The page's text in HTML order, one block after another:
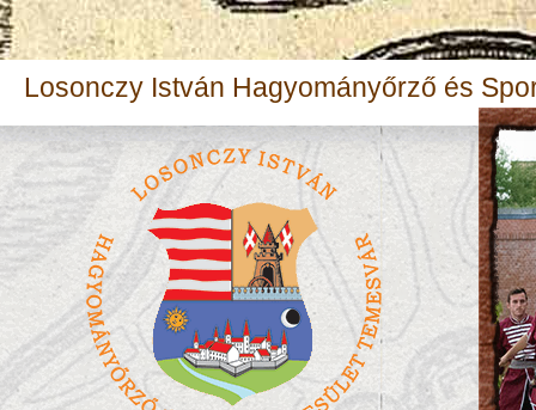
Losonczy István Hagyományőrző és